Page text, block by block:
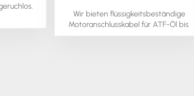
Wir bieten flüssigkeitsbeständige
Motoranschlusskabel für ATF-Öl bis
200 °C an. Bei Interesse an diesen